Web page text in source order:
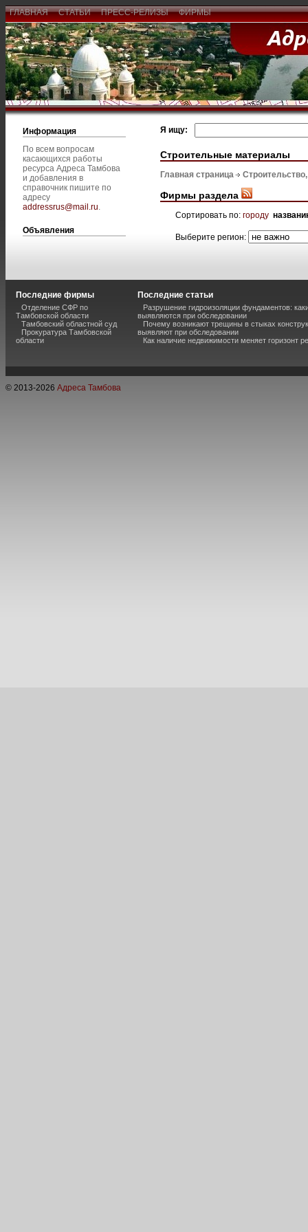
ГЛАВНАЯ СТАТЬИ ПРЕСС-РЕЛИЗЫ ФИРМЫ
Информация
По всем вопросам
касающихся работы
ресурса Адреса Тамбова
и добавления в
справочник пишите по
адресу
addressrus@mail.ru.
Объявления
Я ищу:
Строительные материалы
Главная страница
Фирмы раздела
Сортировать по: городу
Выберите регион:
Последние фирмы
Отделение СФР по
Тамбовской области
Тамбовский областной суд
Прокуратура Тамбовской
области
Последние статьи
Разрушение гидроизоляции фундаментов:
выявляются при обследовании
Почему возникают трещины в стыках
выявляют при обследовании
Как наличие недвижимости меняет горизонт
© 2013-2026 Адреса Тамбова